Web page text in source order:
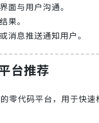
面与用户沟通。
果。
消息推送通知用户。
台推荐
零代码平台，用于快速